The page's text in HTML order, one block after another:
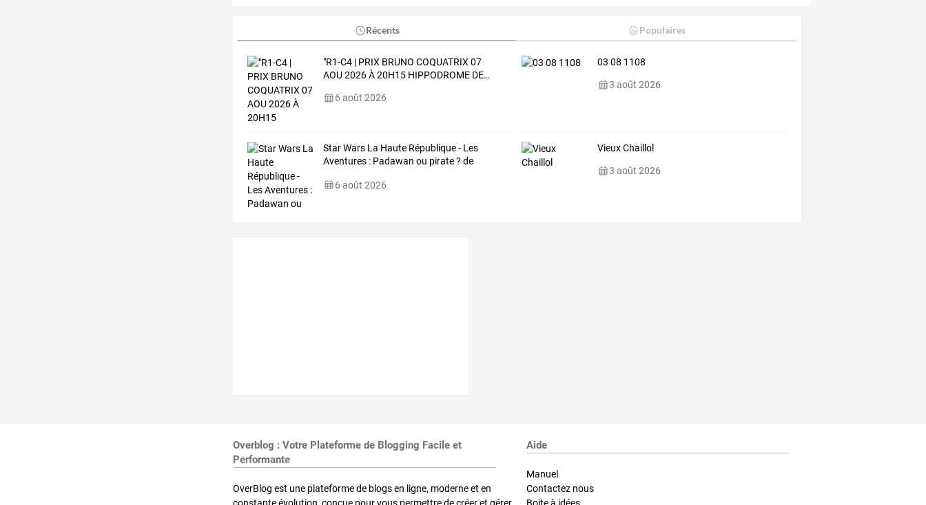
Récents Populaires
"R1-C4|PRIXBRUNO COQUATRIX07
AOU2026À20H15HIPPODROMEDE…
6 août 2026
03 08 1108
3 août 2026
StarWarsLa HauteRépublique-Les
Aventures:Padawan ou pirate? de
6 août 2026
Vieux Chaillol
3 août 2026
Overblog : Votre Plateforme de Blogging Facile et
Performante
OverBlog est une plateforme de blogs en ligne, moderne et en
Aide
Manuel
Contactez nous